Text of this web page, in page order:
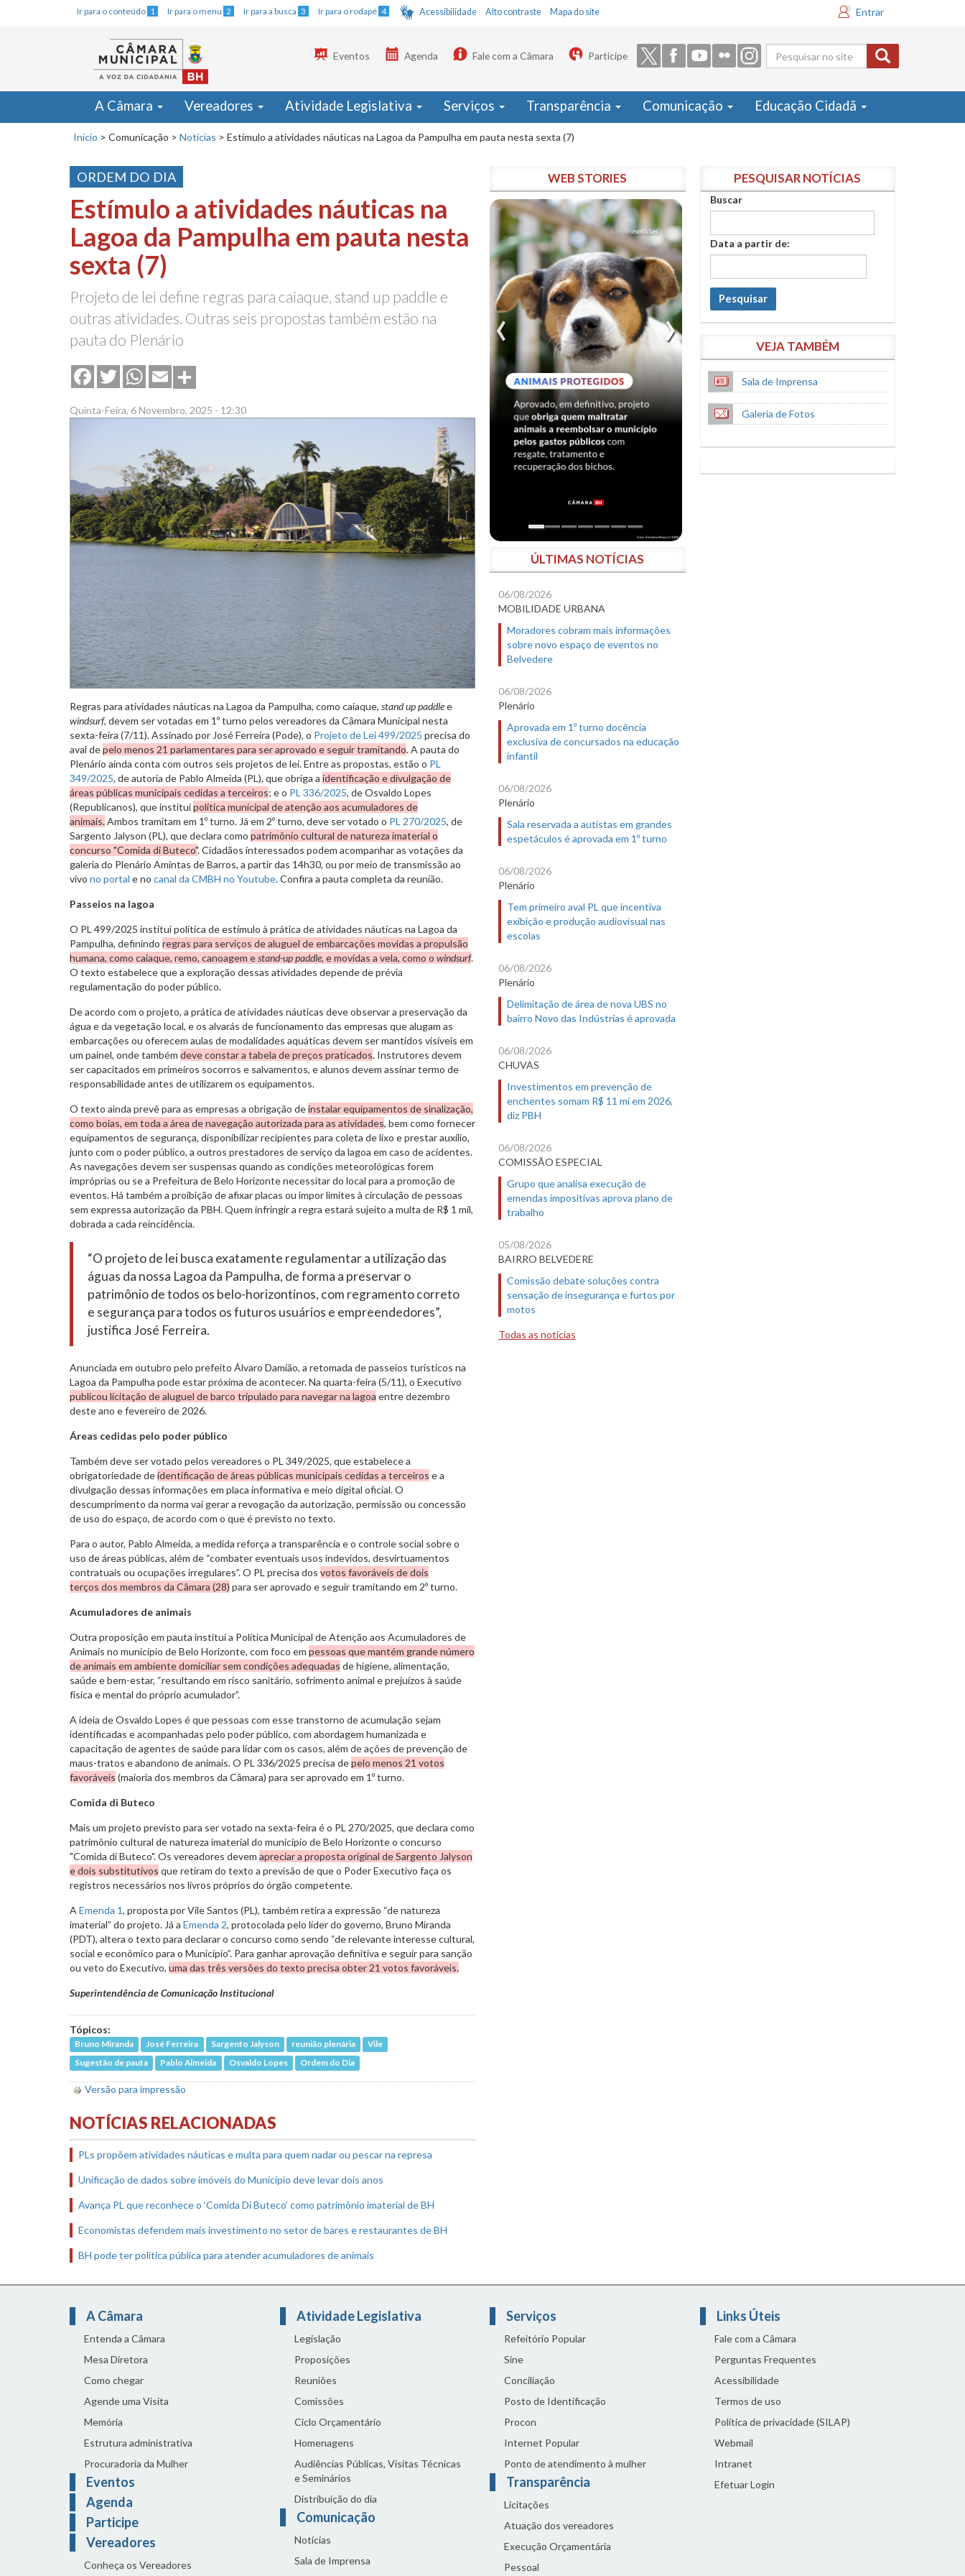
Ir para o conteúdo 1 Ir para o menu 2 Ir para a busca 3 Ir para o rodapé 4 Acessibilidade Alto contraste Mapa do site Entrar
Formulário
de busca
Eventos Agenda Fale com a Câmara Participe
A Câmara Vereadores Atividade Legislativa Serviços Transparência Comunicação Educação Cidadã
Início > Comunicação > Notícias > Estímulo a atividades náuticas na Lagoa da Pampulha em pauta nesta sexta (7)
ORDEM DO DIA
Estímulo a atividades náuticas na
Lagoa da Pampulha em pauta nesta
sexta (7)
Projeto de lei define regras para caiaque, stand up paddle e
outras atividades. Outras seis propostas também estão na
pauta do Plenário
FacebookTwitterWhatsApp
Email
Quinta-Feira, 6 Novembro, 2025 - 12:30
Regras para atividades náuticas na Lagoa da Pampulha, como caiaque, stand up paddlee
windsurf, devem ser votadas em 1º turno pelos vereadores da Câmara Municipal nesta
sexta-feira (7/11). Assinado por José Ferreira (Pode), o Projeto de Lei 499/2025 precisa do
aval depelo menos 21 parlamentares para ser aprovado e seguir tramitando. A pauta do
Plenário ainda conta com outros seis projetos de lei. Entre as propostas, estão o PL
349/2025, de autoria de Pablo Almeida (PL), que obriga a identificação e divulgação de
áreas públicas municipais cedidas a terceiros; e o PL 336/2025, de Osvaldo Lopes
(Republicanos), que instituipolítica municipal de atenção aos acumuladores de
animais.Ambos tramitam em 1º turno. Já em 2º turno, deve ser votado o PL 270/2025, de
Sargento Jalyson (PL), que declara como patrimônio cultural de natureza imaterial o
concurso "Comida di Buteco". Cidadãos interessados podem acompanhar as votações da
galeria do Plenário Amintas de Barros, a partir das 14h30, ou por meio de transmissão ao
vivo no portal e no canal da CMBH no Youtube. Confira a pauta completa da reunião.
Passeios na lagoa
O PL 499/2025 institui política de estímulo à prática de atividades náuticas na Lagoa da
Pampulha, definindo regras para serviços de aluguel de embarcações movidas a propulsão
humana, como caiaque, remo, canoagem estand-up paddle, e movidas a vela, como o windsurf.
O texto estabelece que a exploração dessas atividades depende de prévia
regulamentação do poder público.
De acordo com o projeto, a prática de atividades náuticas deve observar a preservação da
água e da vegetação local, e os alvarás de funcionamento das empresas que alugam as
embarcações ou oferecem aulas de modalidades aquáticas devem ser mantidos visíveis em
um painel, onde também deve constar a tabela de preços praticados. Instrutores devem
ser capacitados em primeiros socorros e salvamentos, e alunos devem assinar termo de
responsabilidade antes de utilizarem os equipamentos.
O texto ainda prevê para as empresas a obrigação deinstalar equipamentos de sinalização,
como boias, em toda a área de navegação autorizada para as atividades, bem como fornecer
equipamentos de segurança, disponibilizar recipientes para coleta de lixo e prestar auxílio,
junto com o poder público, a outros prestadores de serviço da lagoa em caso de acidentes.
As navegações devem ser suspensas quando as condições meteorológicas forem
impróprias ou se a Prefeitura de Belo Horizonte necessitar do local para a promoção de
eventos. Há também a proibição de afixar placas ou impor limites à circulação de pessoas
sem expressa autorização da PBH. Quem infringir a regra estará sujeito a multa de R$ 1 mil,
dobrada a cada reincidência.
“O projeto de lei busca exatamente regulamentar a utilização das
águas da nossa Lagoa da Pampulha, de forma a preservar o
patrimônio de todos os belo-horizontinos, com regramento correto
e segurança para todos os futuros usuários e empreendedores”,
justifica José Ferreira.
Anunciada em outubro pelo prefeito Álvaro Damião, a retomada de passeios turísticos na
Lagoa da Pampulha pode estar próxima de acontecer. Na quarta-feira (5/11), o Executivo
publicou licitação de aluguel de barco tripulado para navegar na lagoa entre dezembro
deste ano e fevereiro de 2026.
Áreas cedidas pelo poder público
Também deve ser votado pelos vereadores o PL 349/2025, que estabelece a
obrigatoriedade deidentificação de áreas públicas municipais cedidas a terceiros e a
divulgação dessas informações em placa informativa e meio digital oficial. O
descumprimento da norma vai gerar a revogação da autorização, permissão ou concessão
de uso do espaço, de acordo com o que é previsto no texto.
Para o autor, Pablo Almeida, a medida reforça a transparência e o controle social sobre o
uso de áreas públicas, além de “combater eventuais usos indevidos, desvirtuamentos
contratuais ou ocupações irregulares”. O PL precisa dos votos favoráveis de dois
terços dos membros da Câmara (28) para ser aprovado e seguir tramitando em 2º turno.
Acumuladores de animais
Outra proposição em pauta institui a Política Municipal de Atenção aos Acumuladores de
Animais no município de Belo Horizonte, com foco em pessoas que mantém grande número
de animais em ambiente domiciliar sem condições adequadas de higiene, alimentação,
saúde e bem-estar, “resultando em risco sanitário, sofrimento animal e prejuízos à saúde
física e mental do próprio acumulador”.
A ideia de Osvaldo Lopes é que pessoas com esse transtorno de acumulação sejam
identificadas e acompanhadas pelo poder público, com abordagem humanizada e
capacitação de agentes de saúde para lidar com os casos, além de ações de prevenção de
maus-tratos e abandono de animais. O PL 336/2025 precisa depelo menos 21 votos
favoráveis (maioria dos membros da Câmara) para ser aprovado em 1º turno.
Comida di Buteco
Mais um projeto previsto para ser votado na sexta-feira é o PL 270/2025, que declara como
patrimônio cultural de natureza imaterial do município de Belo Horizonte o concurso
"Comida di Buteco". Os vereadores devem apreciar a proposta original de Sargento Jalyson
e dois substitutivos que retiram do texto a previsão de que o Poder Executivo faça os
registros necessários nos livros próprios do órgão competente.
A Emenda 1, proposta por Vile Santos (PL), também retira a expressão “de natureza
imaterial” do projeto. Já a Emenda 2, protocolada pelo líder do governo, Bruno Miranda
(PDT), altera o texto para declarar o concurso como sendo “de relevante interesse cultural,
social e econômico para o Município”. Para ganhar aprovação definitiva e seguir para sanção
ou veto do Executivo, uma das três versões do texto precisa obter 21 votos favoráveis.
Superintendência de Comunicação Institucional
Tópicos:
Bruno Miranda José Ferreira Sargento Jalyson reunião plenária
Vile
Sugestão de pauta
Pablo Almeida Osvaldo Lopes Ordem do Dia
Versão para impressão
NOTÍCIAS RELACIONADAS
PLs propõem atividades náuticas e multa para quem nadar ou pescar na represa
Unificação de dados sobre imóveis do Município deve levar dois anos
Avança PL que reconhece o ‘Comida Di Buteco’ como patrimônio imaterial de BH
Economistas defendem mais investimento no setor de bares e restaurantes de BH
BH pode ter política pública para atender acumuladores de animais
WEB STORIES
ÚLTIMAS NOTÍCIAS
06/08/2026
MOBILIDADE URBANA
Moradores cobram mais informações
sobre novo espaço de eventos no
Belvedere
06/08/2026
Plenário
Aprovada em 1º turno docência
exclusiva de concursados na educação
infantil
06/08/2026
Plenário
Sala reservada a autistas em grandes
espetáculos é aprovada em 1º turno
06/08/2026
Plenário
Tem primeiro aval PL que incentiva
exibição e produção audiovisual nas
escolas
06/08/2026
Plenário
Delimitação de área de nova UBS no
bairro Novo das Indústrias é aprovada
06/08/2026
CHUVAS
Investimentos em prevenção de
enchentes somam R$ 11 mi em 2026,
diz PBH
06/08/2026
COMISSÃO ESPECIAL
Grupo que analisa execução de
emendas impositivas aprova plano de
trabalho
05/08/2026
BAIRRO BELVEDERE
Comissão debate soluções contra
sensação de insegurança e furtos por
motos
Todas as notícias
PESQUISAR NOTÍCIAS
Buscar
Data a partir de:
Pesquisar
VEJA TAMBÉM
Sala de Imprensa
Galeria de Fotos
A Câmara
Entenda a Câmara
Mesa Diretora
Como chegar
Agende uma Visita
Memória
Estrutura administrativa
Procuradoria da Mulher
Eventos
Agenda
Participe
Vereadores
Conheça os Vereadores
Atividade Legislativa
Legislação
Proposições
Reuniões
Comissões
Ciclo Orçamentário
Homenagens
Audiências Públicas, Visitas Técnicas
e Seminários
Distribuição do dia
Comunicação
Notícias
Sala de Imprensa
Serviços
Refeitório Popular
Sine
Conciliação
Posto de Identificação
Procon
Internet Popular
Ponto de atendimento à mulher
Transparência
Licitações
Atuação dos vereadores
Execução Orçamentária
Pessoal
Links Úteis
Fale com a Câmara
Perguntas Frequentes
Acessibilidade
Termos de uso
Política de privacidade (SILAP)
Webmail
Intranet
Efetuar Login